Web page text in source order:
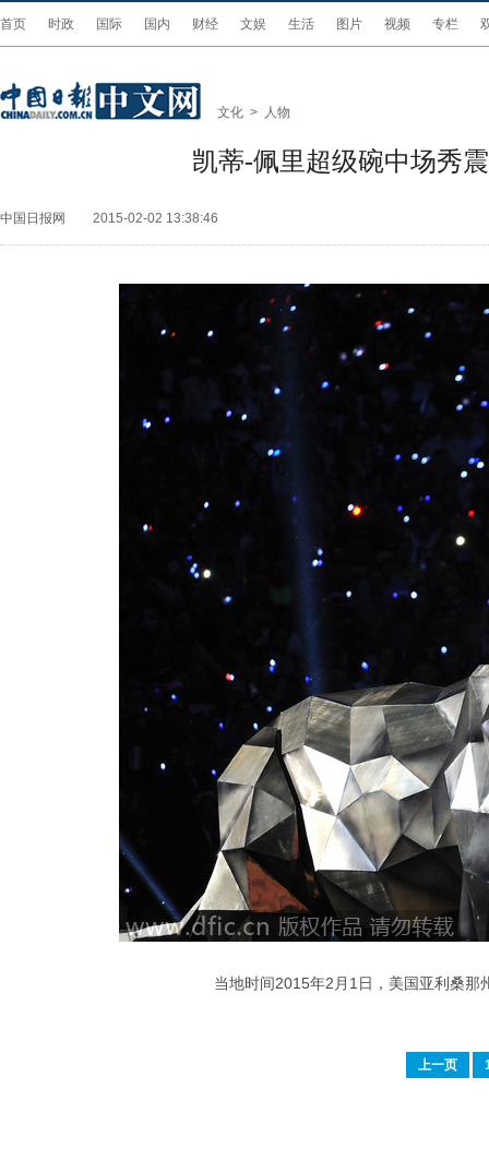
首页 时政 国际 国内 财经 文娱 生活 图片 视频 专栏
文化 > 人物
凯蒂-佩里超级碗中场秀
中国日报网 2015-02-02 13:38:46
当地时间2015年2月1日，美国亚利桑
上一页